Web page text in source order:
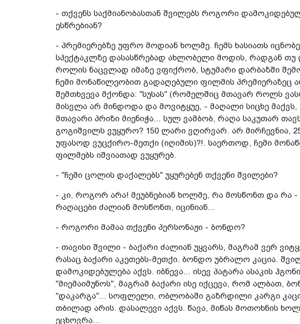
- თქვენს საქმიანობასთან შვილებს როგორი
ესწრებიან?
- პრემიერებზე უფრო მოდიან ხოლმე. ჩემს ხასიათს
სპექტაკლზე დასასწრებად ახლობელი მოდის, რადგან თუ
როლის ნაცვლად იმაზე ვფიქრობ, სტუმარი დარბაზში
ჩემი მონაწილეობით გადაღებული ფილმის პრემიერაზეც
შემთხვევა მქონდა: "სუსას" (რომელშიც მთავარ როლს
მისვლა არ მინდოდა და მოვიტყუე, - მაღალი სიცხე
მთავარი პრიზი მიენიჭა... სულ ვამბობ, რაღა საკუთარ
გოგიშვილს ვუყურო? 150 ლარი ვღირვარ. არ მირჩევნია,
უფასოდ ვუცქირო-მეთქი (იღიმის)?!. საერთოდ, ჩემი
ფილმებს იშვიათად ვუყურებ.
- "ჩემი ცოლის დაქალებს" უყურებენ თქვენი შვილები?
- კი, როგორ არა! მეუბნებიან ხოლმე, რა მოსწონთ და რა -
რაღაცები ძალიან მოსწონთ, იცინიან...
- როგორი მამაა თქვენი პერსონაჟი - ბონდო?
- თავისი შვილი - ბაქარი ძალიან უყვარს, მაგრამ ვერ
რასაც ბაქარი აკეთებს-მეთქი. ბონდო უბრალო კაცია.
დამოკიდებულება აქვს. იბნევა... ისევ პატარა ასაკის
"მიემაიმუნოს", მაგრამ ბაქარი ისე იქცევა, რომ ალბათ,
"დაკარგა"... სოფლელი, ობლობაში გაზრდილი კარგი
თბილად არის. დასალევი აქვს. წავა, მიწას მოთოხნის
ეცხოვრა...